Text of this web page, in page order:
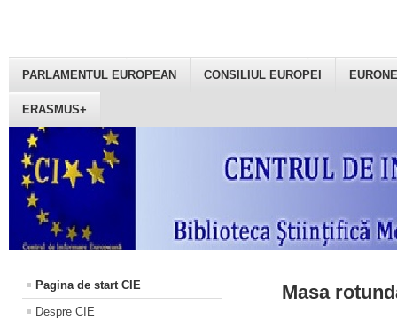
PARLAMENTUL EUROPEAN CONSILIUL EUROPEI
ERASMUS+
Pagina de start CIE
Despre CIE
Masa